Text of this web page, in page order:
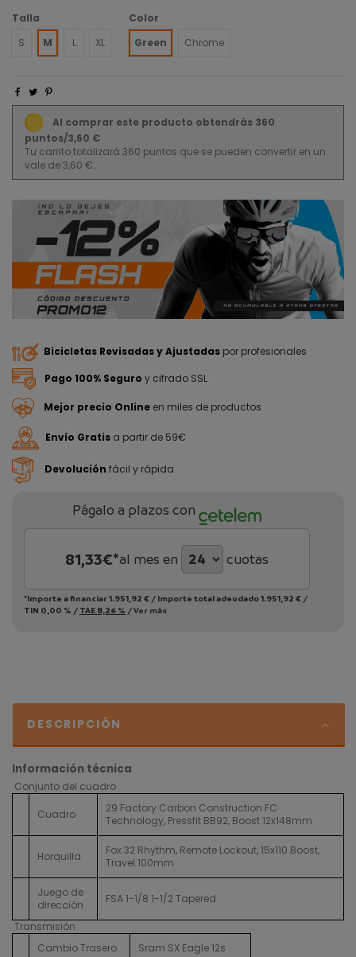
Talla
S
M L XL
Color
Green
Chrome
Al comprar este producto obtendrás 360
puntos/3,60 €
Tu carrito totalizará 360 puntos que se pueden convertir en un
vale de 3,60 €.
Bicicletas Revisadas y Ajustadas por profesionales
Pago 100% Seguro y cifrado SSL
Mejor precio Online en miles de productos
Envío Gratis a partir de 59€
Devolución fácil y rápida
Págalo a plazos con
81,33€*al mes en cuotas
*Importe a financiar1.951,92 € / Importe total adeudado1.951,92 € /
TIN 0,00 % / TAE 8,26 % /Ver más
DESCRIPCIÓN
Información técnica
Conjunto del cuadro
Cuadro
29 Factory Carbon Construction FC
Technology, Pressfit BB92, Boost 12x148mm
Horquilla
Fox 32 Rhythm, Remote Lockout, 15x110 Boost,
Travel 100mm
Juego de
dirección
FSA 1-1/8 1-1/2 Tapered
Transmisión
Cambio Trasero
Sram SX Eagle 12s